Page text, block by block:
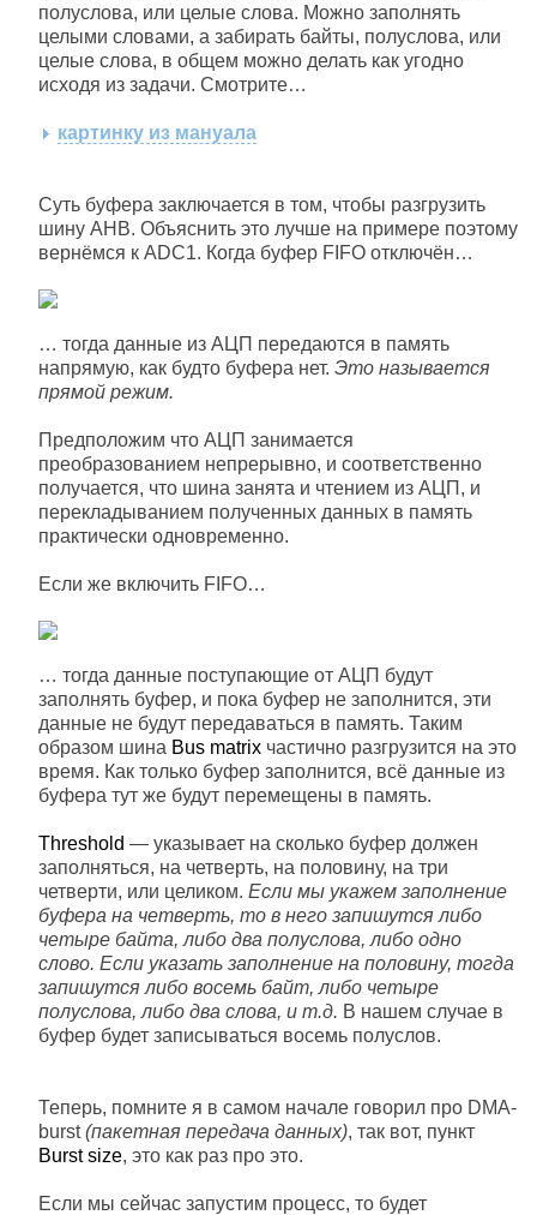
полуслова, или целые слова. Можно заполнять
целыми словами, а забирать байты, полуслова, или
целые слова, в общем можно делать как угодно
исходя из задачи. Смотрите…
картинку из мануала
Суть буфера заключается в том, чтобы разгрузить
шину AHB. Объяснить это лучше на примере поэтому
вернёмся к ADC1. Когда буфер FIFO отключён…
… тогда данные из АЦП передаются в память
напрямую, как будто буфера нет. Это называется
прямой режим.
Предположим что АЦП занимается
преобразованием непрерывно, и соответственно
получается, что шина занята и чтением из АЦП, и
перекладыванием полученных данных в память
практически одновременно.
Если же включить FIFO…
… тогда данные поступающие от АЦП будут
заполнять буфер, и пока буфер не заполнится, эти
данные не будут передаваться в память. Таким
образом шина Bus matrix частично разгрузится на это
время. Как только буфер заполнится, всё данные из
буфера тут же будут перемещены в память.
Threshold — указывает на сколько буфер должен
заполняться, на четверть, на половину, на три
четверти, или целиком. Если мы укажем заполнение
буфера на четверть, то в него запишутся либо
четыре байта, либо два полуслова, либо одно
слово. Если указать заполнение на половину, тогда
запишутся либо восемь байт, либо четыре
полуслова, либо два слова, и т.д. В нашем случае в
буфер будет записываться восемь полуслов.
Теперь, помните я в самом начале говорил про DMA-
burst(пакетная передача данных), так вот, пункт
Burst size, это как раз про это.
Если мы сейчас запустим процесс, то будет